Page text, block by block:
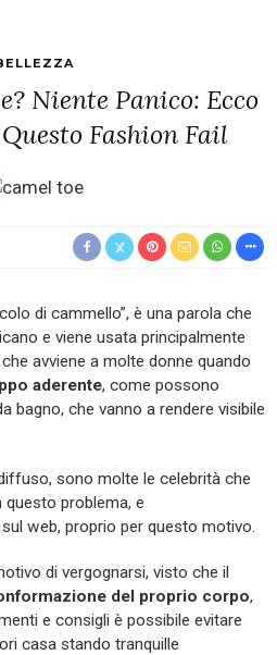
Niente Panico: Ecco
Fashion Fail
di cammello”, è una parola che
e viene usata principalmente
avviene a molte donne quando
aderente, come possono
bagno, che vanno a rendere visibile
sono molte le celebrità che
problema, e
web, proprio per questo motivo.
di vergognarsi, visto che il
del proprio corpo,
e consigli è possibile evitare
casa stando tranquille